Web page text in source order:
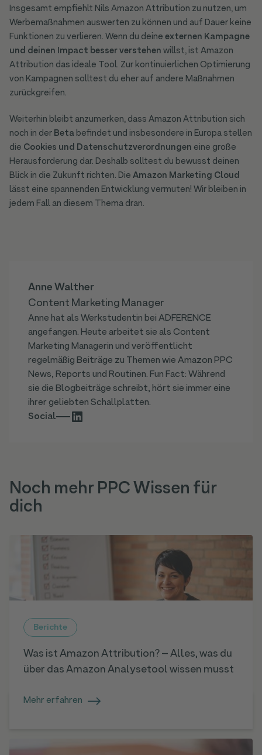
Insgesamt empfiehlt Nils Amazon Attribution zu nutzen, um
Werbemaßnahmen auswerten zu können und auf Dauer keine
Funktionen zu verlieren. Wenn du deineexternen Kampagne
und deinen Impact besser verstehenwillst, ist Amazon
Attribution das ideale Tool. Zur kontinuierlichen Optimierung
von Kampagnen solltest du eher auf andere Maßnahmen
zurückgreifen.
Weiterhin bleibt anzumerken, dass Amazon Attribution sich
noch in derBetabefindet und insbesondere in Europa stellen
die Cookies und Datenschutzverordnungen eine große
Herausforderung dar. Deshalb solltest du bewusst deinen
Blick in die Zukunft richten. DieAmazon Marketing Cloud
lässt eine spannenden Entwicklung vermuten! Wir bleiben in
jedem Fall an diesem Thema dran.
Anne Walther
Content Marketing Manager
Anne hat als Werkstudentin bei ADFERENCE
angefangen. Heute arbeitet sie als Content
Marketing Managerin und veröffentlicht
regelmäßig Beiträge zu Themen wie Amazon PPC
News, Reports und Routinen. Fun Fact: Während
sie die Blogbeiträge schreibt, hört sie immer eine
ihrer geliebten Schallplatten.
Social
Noch mehr PPC Wissen für
dich
Berichte
Was ist Amazon Attribution? – Alles, was du
über das Amazon Analysetool wissen musst
Mehr erfahren